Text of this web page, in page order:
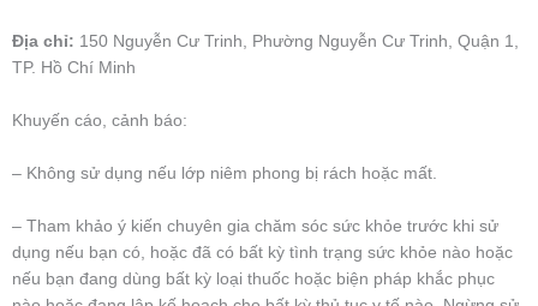
Địa chỉ: 150 Nguyễn Cư Trinh, Phường Nguyễn Cư Trinh, Quận 1,
TP. Hồ Chí Minh
Khuyến cáo, cảnh báo:
– Không sử dụng nếu lớp niêm phong bị rách hoặc mất.
– Tham khảo ý kiến chuyên gia chăm sóc sức khỏe trước khi sử
dụng nếu bạn có, hoặc đã có bất kỳ tình trạng sức khỏe nào hoặc
nếu bạn đang dùng bất kỳ loại thuốc hoặc biện pháp khắc phục